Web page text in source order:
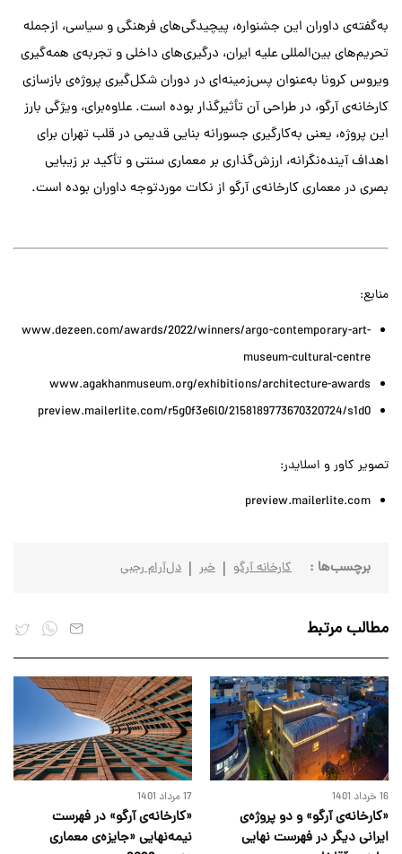
به‌گفته‌ی داوران این جشنواره، پیچیدگی‌های فرهنگی و سیاسی، ازجمله
تحریم‌های بین‌المللی علیه ایران، درگیری‌های داخلی و تجربه‌ی همه‌گیری
ویروس کرونا به‌عنوان پس‌زمینه‌ای در دوران شکل‌گیری پرو‌ژه‌ی بازسازی
کارخانه‌ی آرگو، در طراحی آن تأثیرگذار بوده است. علاوه‌برای، ویژگی بارز
این پروژه، یعنی به‌کارگیری جسورانه بنایی قدیمی در قلب تهران برای
اهداف آینده‌نگرانه، ارزش‌گذاری بر معماری سنتی و تأکید بر زیبایی
بصری در معماری کارخانه‌ی آرگو از نکات موردتوجه داوران بوده ‌است.
منابع:
www.dezeen.com/awards/2022/winners/argo-contemporary-art-
museum-cultural-centre
www.agakhanmuseum.org/exhibitions/architecture-awards
preview.mailerlite.com/r5g0f3e6l0/2158189773670320724/s1d0
تصویر کاور و اسلایدر:
preview.mailerlite.com
برچسب‌ها : کارخانه آرگو خبر دل‌آرام رجبی
مطالب مرتبط
16 خرداد 1401
«کارخانه‌ی آرگو» و دو پروژه‌ی
ایرانی دیگر در فهرست نهایی
17 مرداد 1401
«کارخانه‌ی آرگو» در فهرست
نیمه‌نهایی «جایزه‌ی معماری